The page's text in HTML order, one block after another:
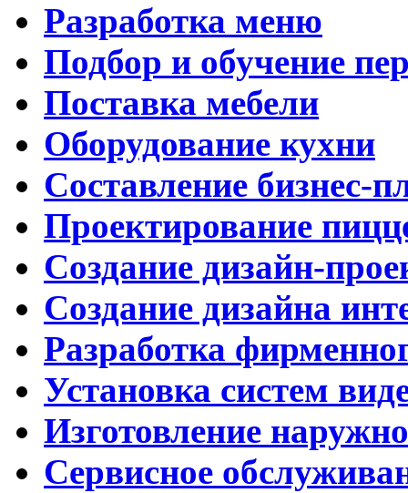
Разработка меню
Подбор и обучение
Поставка мебели
Оборудование кухни
Составление бизнес-
Проектирование
Создание дизайн-
Создание дизайна
Разработка
Установка систем
Изготовление
Сервисное